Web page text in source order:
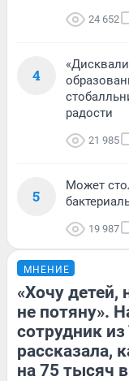
24 652
4
радости
21 985
5
Может
19 987
МНЕНИЕ
«Хочу детей,
не потяну».
сотрудник
рассказала,
на 75 тысяч